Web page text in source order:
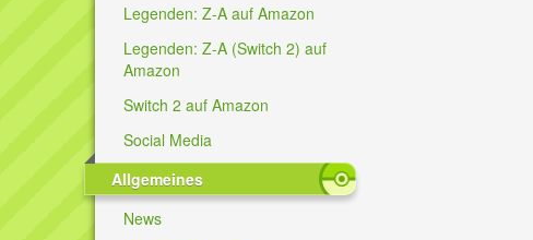
Legenden: Z-A auf Amazon
Legenden: Z-A (Switch 2) auf
Amazon
Switch 2 auf Amazon
Social Media
Allgemeines
News